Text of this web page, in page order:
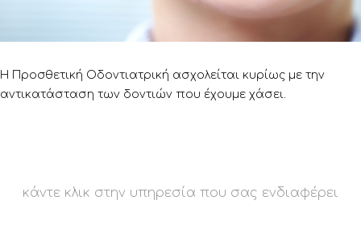
H Προσθετική Οδοντιατρική ασχολείται κυρίως με την
αντικατάσταση των δοντιών που έχουμε χάσει.
κάντε κλικ στην υπηρεσία που σας ενδιαφέρει